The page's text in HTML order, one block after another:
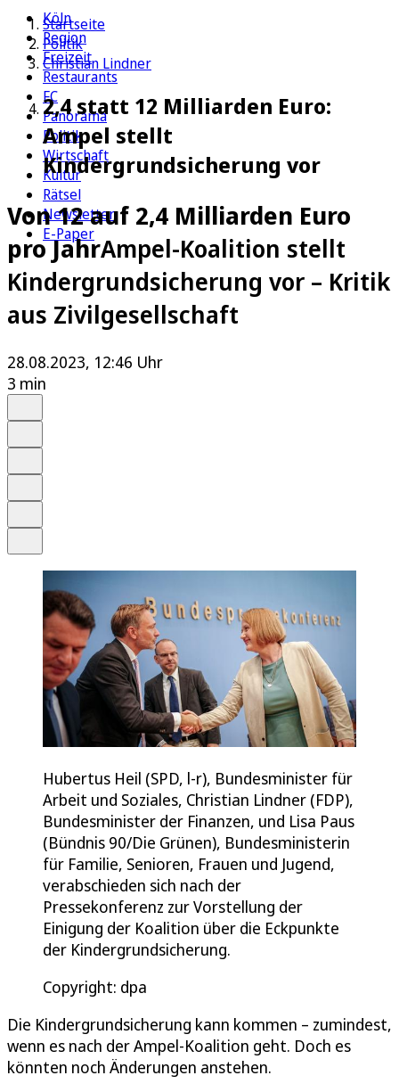
Köln
Region
Freizeit
Restaurants
FC
Panorama
Politik
Wirtschaft
Kultur
Rätsel
Newsletter
E-Paper
Startseite
Politik
Christian Lindner
2,4 statt 12 Milliarden Euro:
Ampel stellt
Kindergrundsicherung vor
Von 12 auf 2,4 Milliarden Euro
pro JahrAmpel-Koalition stellt
Kindergrundsicherung vor – Kritik
aus Zivilgesellschaft
28.08.2023, 12:46 Uhr
3 min
Hubertus Heil (SPD, l-r), Bundesminister für
Arbeit und Soziales, Christian Lindner (FDP),
Bundesminister der Finanzen, und Lisa Paus
(Bündnis 90/Die Grünen), Bundesministerin
für Familie, Senioren, Frauen und Jugend,
verabschieden sich nach der
Pressekonferenz zur Vorstellung der
Einigung der Koalition über die Eckpunkte
der Kindergrundsicherung.
Copyright: dpa
Die Kindergrundsicherung kann kommen – zumindest,
wenn es nach der Ampel-Koalition geht. Doch es
könnten noch Änderungen anstehen.